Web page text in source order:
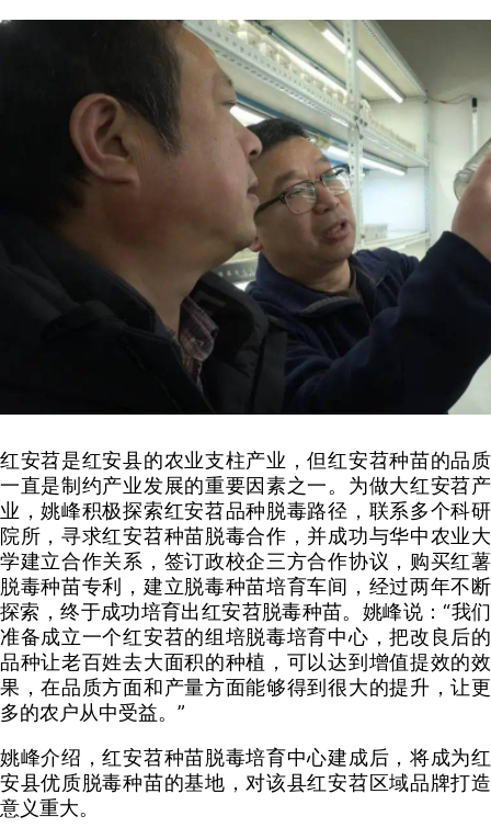
红安苕是红安县的农业支柱产业，但红安苕种苗的品质
一直是制约产业发展的重要因素之一。为做大红安苕产
业，姚峰积极探索红安苕品种脱毒路径，联系多个科研
院所，寻求红安苕种苗脱毒合作，并成功与华中农业大
学建立合作关系，签订政校企三方合作协议，购买红薯
脱毒种苗专利，建立脱毒种苗培育车间，经过两年不断
探索，终于成功培育出红安苕脱毒种苗。姚峰说：“我们
准备成立一个红安苕的组培脱毒培育中心，把改良后的
品种让老百姓去大面积的种植，可以达到增值提效的效
果，在品质方面和产量方面能够得到很大的提升，让更
多的农户从中受益。”
姚峰介绍，红安苕种苗脱毒培育中心建成后，将成为红
安县优质脱毒种苗的基地，对该县红安苕区域品牌打造
意义重大。